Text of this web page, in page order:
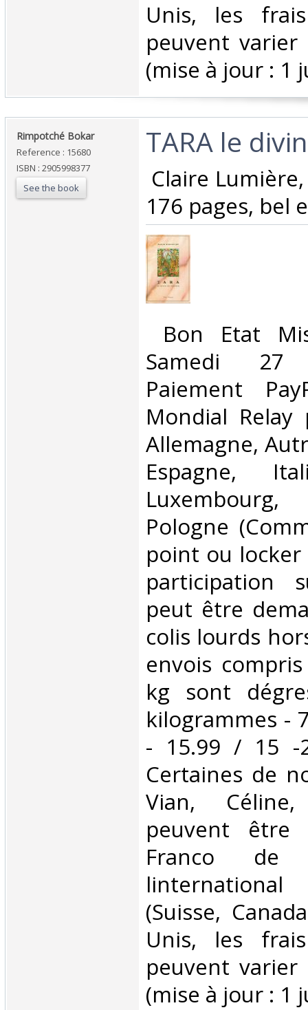
Unis, les
peuvent
(mise à jour : 1
‎Rimpotché Bokar ‎
Reference : 15680
ISBN : 2905998377
See the book
‎TARA le
Claire
176 pages, bel
Bon Etat
Samedi 27
Paiement
Mondial
Allemagne,
Espagne,
Pologne
point ou locker
participation
peut être
colis lourds
envois
kg sont
kilogrammes -
- 15.99 / 15 -
Certaines de
Vian,
peuvent être
Franco de
(Suisse,
Unis, les
peuvent
(mise à jour : 1